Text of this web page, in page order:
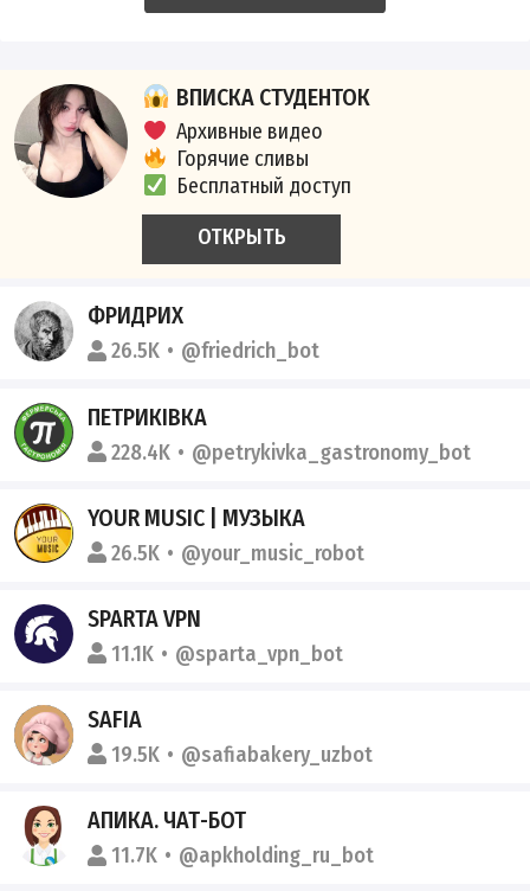
ВПИСКА СТУДЕНТОК
Архивные видео
Горячие сливы
Бесплатный доступ
ОТКРЫТЬ
ФРИДРИХ
26.5K @friedrich_bot
ПЕТРИКІВКА
228.4K @petrykivka_gastronomy_bot
YOUR MUSIC | МУЗЫКА
26.5K @your_music_robot
SPARTA VPN
11.1K @sparta_vpn_bot
SAFIA
19.5K @safiabakery_uzbot
АПИКА. ЧАТ-БОТ
11.7K @apkholding_ru_bot